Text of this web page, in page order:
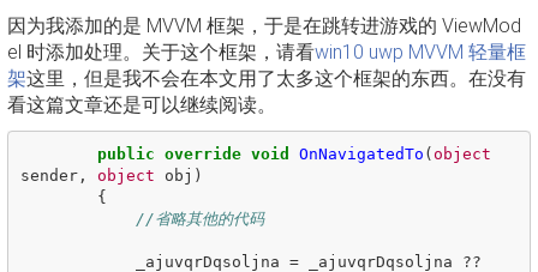
因为我添加的是 MVVM 框架，于是在跳转进游戏的 ViewMod
el 时添加处理。关于这个框架，请看win10 uwp MVVM 轻量框
架这里，但是我不会在本文用了太多这个框架的东西。在没有
看这篇文章还是可以继续阅读。
public override void OnNavigatedTo (object
sender, object obj )
{
//省略其他的代码
_ajuvqrDqsoljna = _ajuvqrDqsoljna
??